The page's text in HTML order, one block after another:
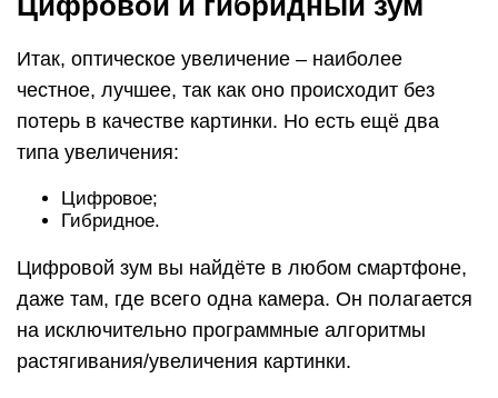
Итак, оптическое увеличение – наиболее
честное, лучшее, так как оно происходит без
потерь в качестве картинки. Но есть ещё два
типа увеличения:
Цифровое;
Гибридное.
Цифровой зум вы найдёте в любом смартфоне,
даже там, где всего одна камера. Он полагается
на исключительно программные алгоритмы
растягивания/увеличения картинки.